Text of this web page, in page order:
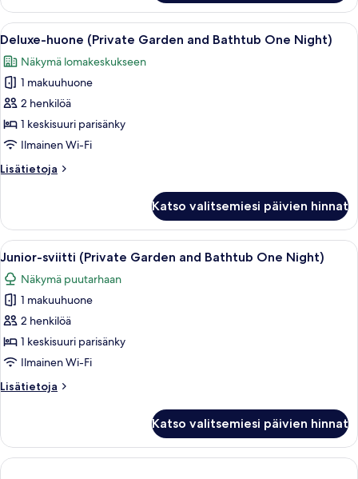
(One
Night)
Avaa
kaikki
huonetyypin
Deluxe-
huone
(Private
Garden
Bathtub
kuvat
Moderni hotellihuone, jossa on suuri
11
Deluxe-huone (Private Garden and Bathtub One Night)
Näkymä lomakeskukseen
1 makuuhuone
2 henkilöä
1 keskisuuri parisänky
Ilmainen Wi-Fi
Lisätietoja
Lisätietoja
(Private
Garden
and
Bathtub
One
Night)
Katso valitsemiesi päivien hinnat
Avaa
kaikki
huonetyypin
Junior-
sviitti
(Private
Garden
Bathtub
kuvat
Moderni ulkotila, jossa on poreallas,
10
Junior-sviitti (Private Garden and Bathtub One Night)
Näkymä puutarhaan
1 makuuhuone
2 henkilöä
1 keskisuuri parisänky
Ilmainen Wi-Fi
Lisätietoja
Lisätietoja
(Private
Garden
and
Katso valitsemiesi päivien hinnat